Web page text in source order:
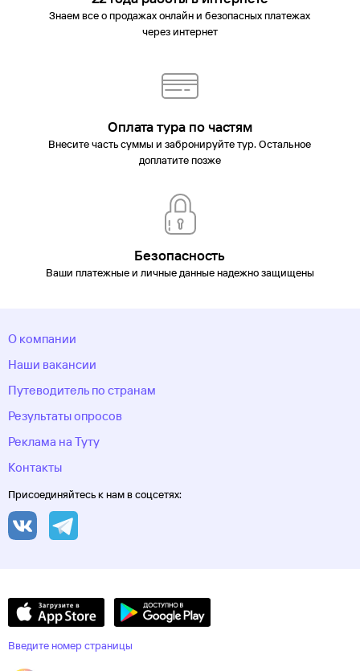
Знаем все о продажах онлайн и безопасных платежах
через интернет
Оплата тура по частям
Внесите часть суммы и забронируйте тур. Остальное
доплатите позже
Безопасность
Ваши платежные и личные данные надежно защищены
О компании
Наши вакансии
Путеводитель по странам
Результаты опросов
Реклама на Туту
Контакты
Присоединяйтесь к нам в соцсетях:
Введите номер страницы